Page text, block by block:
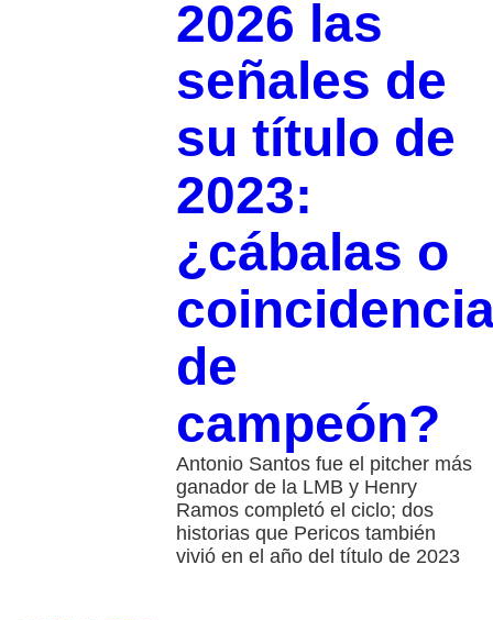
2026 las
señales de
su título de
2023:
¿cábalas o
de
campeón?
Antonio Santos fue el pitcher más
ganador de la LMB y Henry
Ramos completó el ciclo; dos
historias que Pericos también
vivió en el año del título de 2023